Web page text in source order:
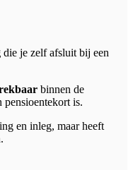
die je zelf afsluit bij een
binnen de
pensioentekort is.
en inleg, maar heeft